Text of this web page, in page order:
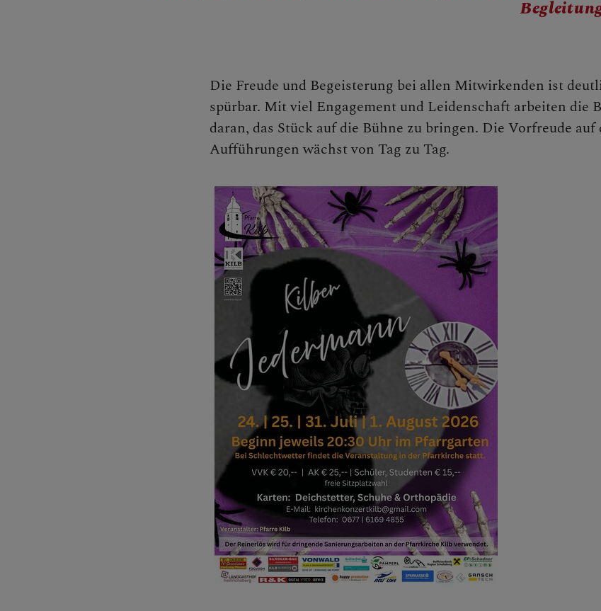
2026
SAKRAMENTE
FRAGEN
Die Freude und Begeisterung bei allen Mitwirkenden ist
spürbar. Mit viel Engagement und Leidenschaft arbeiten die
daran, das Stück auf die Bühne zu bringen. Die Vorfreude auf
Aufführungen wächst von Tag zu Tag.